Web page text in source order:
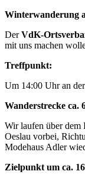
Winterwanderung
DerVdK-
mit uns machen
Treffpunkt:
Um 14:00 Uhr an
Wanderstrecke ca.
Wir laufen über dem
Oeslau vorbei,
Modehaus Adler
Zielpunkt um ca.